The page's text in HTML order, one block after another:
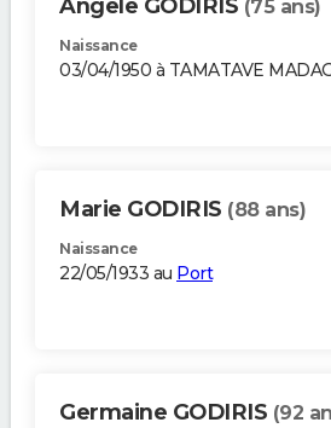
Angele GODIRIS (75 ans)
Naissance
03/04/1950 à TAMATAVE
Marie GODIRIS (88 ans)
Naissance
22/05/1933 au Port
Germaine GODIRIS (92